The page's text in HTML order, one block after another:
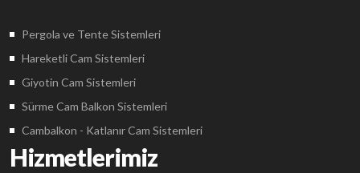
Pergola ve Tente Sistemleri
Hareketli Cam Sistemleri
Giyotin Cam Sistemleri
Sürme Cam Balkon Sistemleri
Cambalkon - Katlanır Cam Sistemleri
Hizmetlerimiz